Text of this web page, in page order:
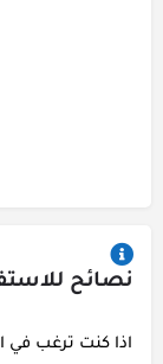
نصائح
اذا كنت ترغب